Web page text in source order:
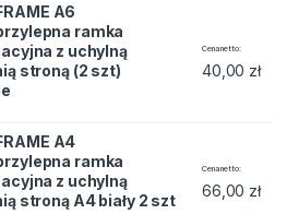
ramka informacyjna z
A6
ramka
z uchylną
stroną (2 szt)
Cena netto
40,00 zł
ramka informacyjna z
A4
ramka
z uchylną
stroną A4 biały 2 szt
Cena netto
66,00 zł